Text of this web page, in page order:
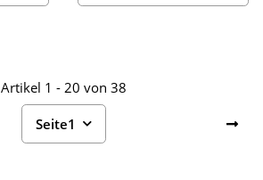
Artikel 1 - 20 von 38
Seite1